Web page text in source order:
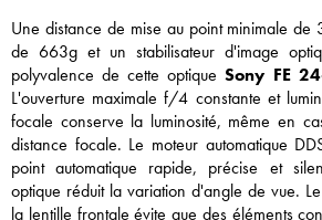
Une distance de mise au point minimale de
de 663g et un stabilisateur d'image
polyvalence de cette optiqueSony FE
L'ouverture maximale f/4 constante et
focale conserve la luminosité, même en
distance focale. Le moteur automatique
point automatique rapide, précise et
optique réduit la variation d'angle de vue.
la lentille frontale évite que des éléments